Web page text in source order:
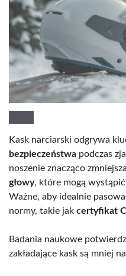
Kask narciarski odgrywa
bezpieczeństwa podczas
noszenie znacząco
głowy, które mogą
Ważne, aby idealnie
normy, takie jak certyfikat
Badania naukowe
zakładające kask są mniej